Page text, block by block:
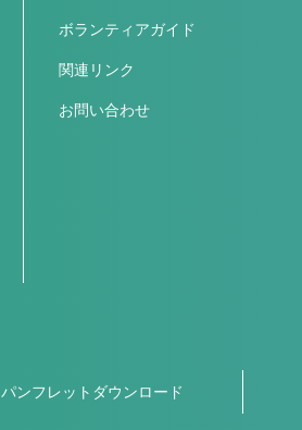
ボランティアガイド
関連リンク
お問い合わせ
パンフレットダウンロード